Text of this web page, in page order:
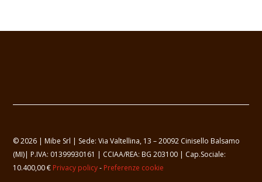
© 2026 | Mibe Srl | Sede: Via Valtellina, 13 – 20092 Cinisello Balsamo
(MI)| P.IVA: 01399930161 | CCIAA/REA: BG 203100 | Cap.Sociale:
10.400,00 € Privacy policy- Preferenze cookie